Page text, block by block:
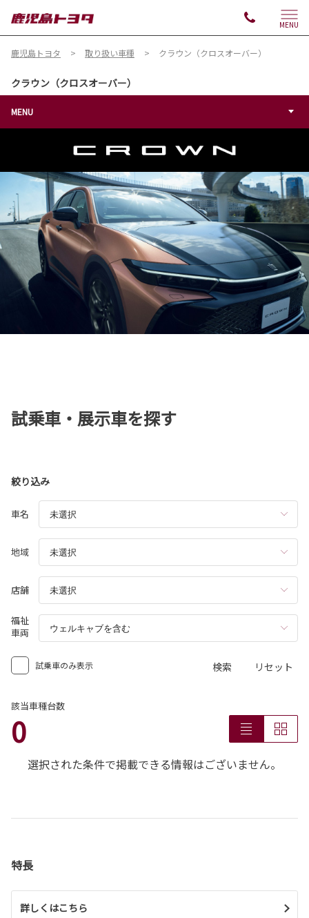
MENU
鹿児島トヨタ 取り扱い車種 クラウン（クロスオーバー）
クラウン（クロスオーバー）
MENU
試乗車・展示車を探す
絞り込み
車名
地域
店舗
福祉
車両
試乗車のみ表示 検索 リセット
該当車種台数
0
選択された条件で掲載できる情報はございません。
特長
詳しくはこちら